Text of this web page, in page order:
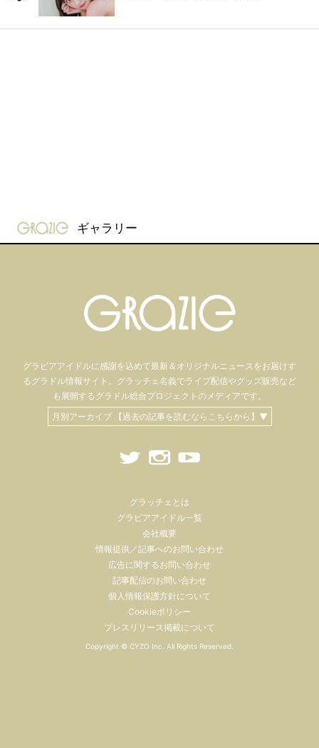
gravure-grazie
ギャラリー
グラビアアイドルに感謝を込めて最新＆オリジナルニュースをお届けす
るグラドル情報サイト。 グラッチェ名義でライブ配信やグッズ販売など
も 展開するグラドル総合プロジェクトのメディアです。
月別アーカイブ 【過去の記事を読むならこちらから】▼
グラッチェとは
グラビアアイドル一覧
会社概要
情報提供／記事へのお問い合わせ
広告に関するお問い合わせ
記事配信のお問い合わせ
個人情報保護方針について
Cookieポリシー
プレスリリース掲載について
Copyright © CYZO Inc. All Rights Reserved.